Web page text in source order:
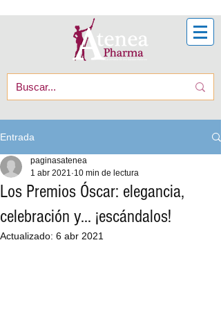
Entrada
Los Premios Óscar: elegancia,
celebración y... ¡escándalos!
paginasatenea
1 abr 2021 10 min de lectura
Actualizado: 6 abr 2021